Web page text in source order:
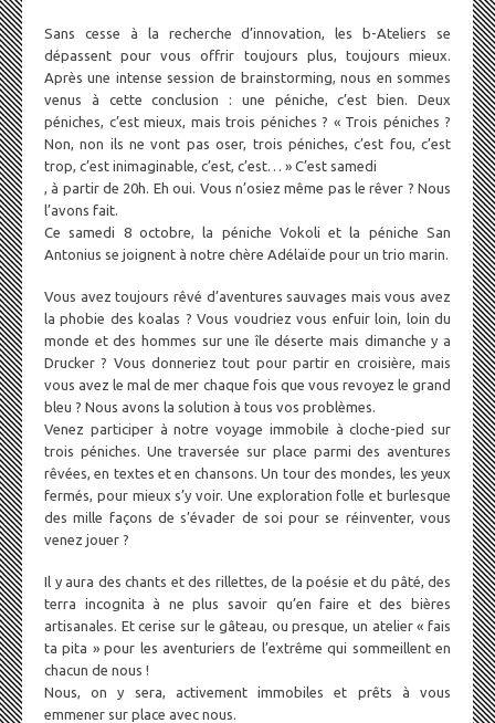
Sans cesse à la recherche d’innovation, les b-Ateliers se
dépassent pour vous offrir toujours plus, toujours mieux.
Après une intense session de brainstorming, nous en sommes
venus à cette conclusion : une péniche, c’est bien. Deux
péniches, c’est mieux, mais trois péniches ? « Trois péniches ?
Non, non ils ne vont pas oser, trois péniches, c’est fou, c’est
trop, c’est inimaginable, c’est, c’est… » C’est samedi
, à partir de 20h. Eh oui. Vous n’osiez même pas le rêver ? Nous
l’avons fait.
Ce samedi 8 octobre, la péniche Vokoli et la péniche San
Antonius se joignent à notre chère Adélaïde pour un trio marin.
Vous avez toujours rêvé d’aventures sauvages mais vous avez
la phobie des koalas ? Vous voudriez vous enfuir loin, loin du
monde et des hommes sur une île déserte mais dimanche y a
Drucker ? Vous donneriez tout pour partir en croisière, mais
vous avez le mal de mer chaque fois que vous revoyez le grand
bleu ? Nous avons la solution à tous vos problèmes.
Venez participer à notre voyage immobile à cloche-pied sur
trois péniches. Une traversée sur place parmi des aventures
rêvées, en textes et en chansons. Un tour des mondes, les yeux
fermés, pour mieux s’y voir. Une exploration folle et burlesque
des mille façons de s’évader de soi pour se réinventer, vous
venez jouer ?
Il y aura des chants et des rillettes, de la poésie et du pâté, des
terra incognita à ne plus savoir qu’en faire et des bières
artisanales. Et cerise sur le gâteau, ou presque, un atelier « fais
ta pita » pour les aventuriers de l’extrême qui sommeillent en
chacun de nous !
Nous, on y sera, activement immobiles et prêts à vous
emmener sur place avec nous.